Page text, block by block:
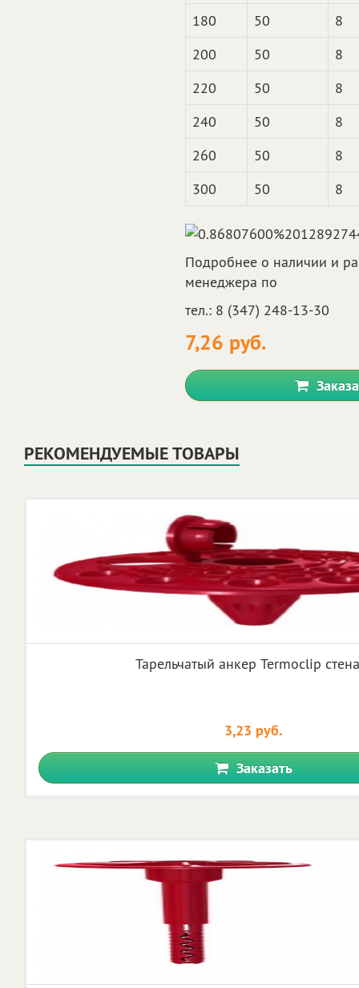
180 50
8
200
50
8
220
50
8
240
50
8
260
50
8
300
50 8
Подробнее о наличии и
менеджера по
тел.: 8 (347) 248-13-30
7,26 руб.
РЕКОМЕНДУЕМЫЕ ТОВАРЫ
Тарельчатый анкер Termoclip
3,23 руб.
Заказать